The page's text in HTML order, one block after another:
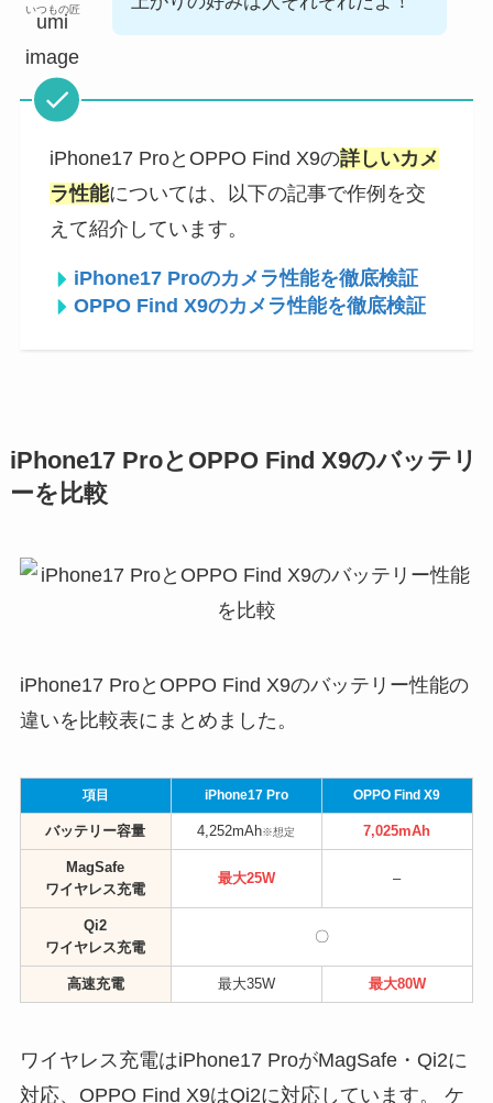
いつもの匠
iPhone17 ProとOPPO Find X9の詳しいカメ
ラ性能については、以下の記事で作例を交
えて紹介しています。
iPhone17 Proのカメラ性能を徹底検証
OPPO Find X9のカメラ性能を徹底検証
iPhone17 ProとOPPO Find X9のバッテリ
ーを比較
iPhone17 ProとOPPO Find X9のバッテリー性能の
違いを比較表にまとめました。
項目 iPhone17 Pro OPPO Find X9
バッテリー容量 4,252mAh※想定 7,025mAh
MagSafe
ワイヤレス充電
最大25W –
Qi2
ワイヤレス充電
〇
高速充電 最大35W 最大80W
ワイヤレス充電はiPhone17 ProがMagSafe・Qi2に
対応、OPPO Find X9はQi2に対応しています。 ケ